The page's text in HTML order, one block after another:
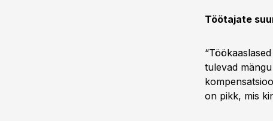
Töötajate
tulevad
on pikk, mis